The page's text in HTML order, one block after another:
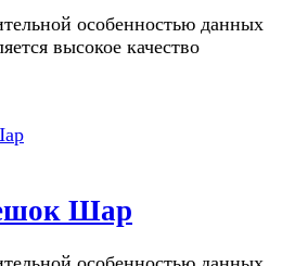
особенностью данных
высокое качество
Шар